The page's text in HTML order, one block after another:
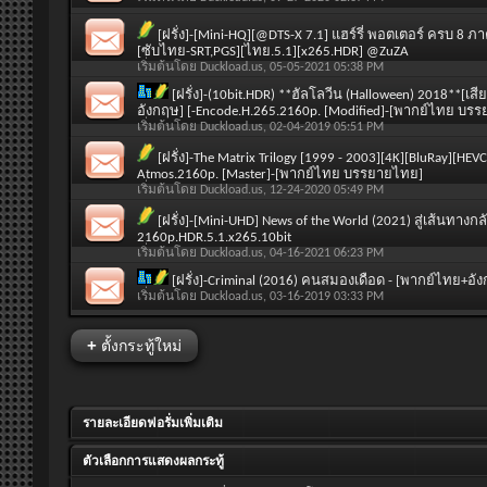
[ฝรั่ง]-[Mini-HQ][@DTS-X 7.1] แฮร์รี่ พอตเตอร์ ครบ 8 ภ
[ซับไทย-SRT,PGS][ไทย.5.1][x265.HDR] @ZuZA
เริ่มต้นโดย Duckload.us, 05-05-2021 05:38 PM
[ฝรั่ง]-(10bit.HDR) **ฮัลโลวีน (Halloween) 2018**[เ
อังกฤษ] [-Encode.H.265.2160p. [Modified]-[พากย์ไทย บร
เริ่มต้นโดย Duckload.us, 02-04-2019 05:51 PM
[ฝรั่ง]-The Matrix Trilogy [1999 -
Atmos.2160p. [Master]-[พากย์ไทย บรรยายไทย]
เริ่มต้นโดย Duckload.us, 12-24-2020 05:49 PM
[ฝรั่ง]-[Mini-UHD] News of the World (2021) สู่เส้นท
2160p.HDR.5.1.x265.10bit
เริ่มต้นโดย Duckload.us, 04-16-2021 06:23 PM
[ฝรั่ง]-Criminal (2016) คนสมองเดือด - [พากย์ไทย+อั
เริ่มต้นโดย Duckload.us, 03-16-2019 03:33 PM
+ ตั้งกระทู้ใหม่
รายละเอียดฟอรั่มเพิ่มเติม
ตัวเลือกการแสดงผลกระทู้